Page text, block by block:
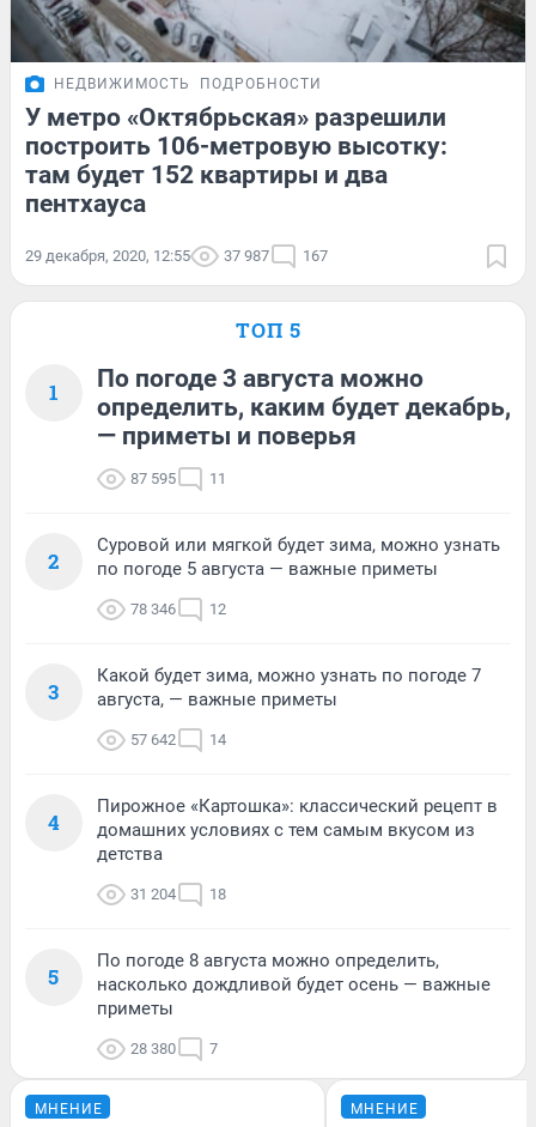
НЕДВИЖИМОСТЬ ПОДРОБНОСТИ
У метро «Октябрьская» разрешили
построить 106-метровую высотку:
там будет 152 квартиры и два
пентхауса
29 декабря, 2020, 12:55 37 987 167
ТОП 5
1
По погоде 3 августа можно
определить, каким будет декабрь,
— приметы и поверья
87 595 11
2
Суровой или мягкой будет зима, можно узнать
по погоде 5 августа — важные приметы
78 346 12
3
Какой будет зима, можно узнать по погоде 7
августа, — важные приметы
57 642 14
4
Пирожное «Картошка»: классический рецепт в
домашних условиях с тем самым вкусом из
детства
31 204 18
5
По погоде 8 августа можно определить,
насколько дождливой будет осень — важные
приметы
28 380 7
МНЕНИЕ МНЕНИЕ